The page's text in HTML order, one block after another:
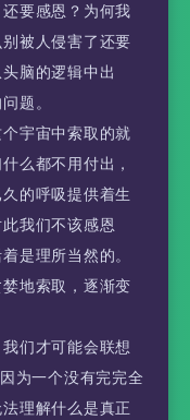
要感恩？为何我
被人侵害了还要
脑的逻辑中出
题。
宇宙中索取的就
么都不用付出，
的呼吸提供着生
我们不该感恩
是理所当然的。
地索取，逐渐变
们才可能会联想
为一个没有完完全
理解什么是真正